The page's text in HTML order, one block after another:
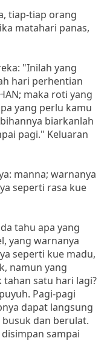
tiap-tiap orang
matahari panas,
"Inilah yang
hari perhentian
maka roti yang
yang perlu kamu
biarkanlah
pagi." Keluaran
manna; warnanya
seperti rasa kue
tahu apa yang
yang warnanya
seperti kue madu,
namun yang
satu hari lagi?
Pagi-pagi
dapat langsung
busuk dan berulat.
sampai